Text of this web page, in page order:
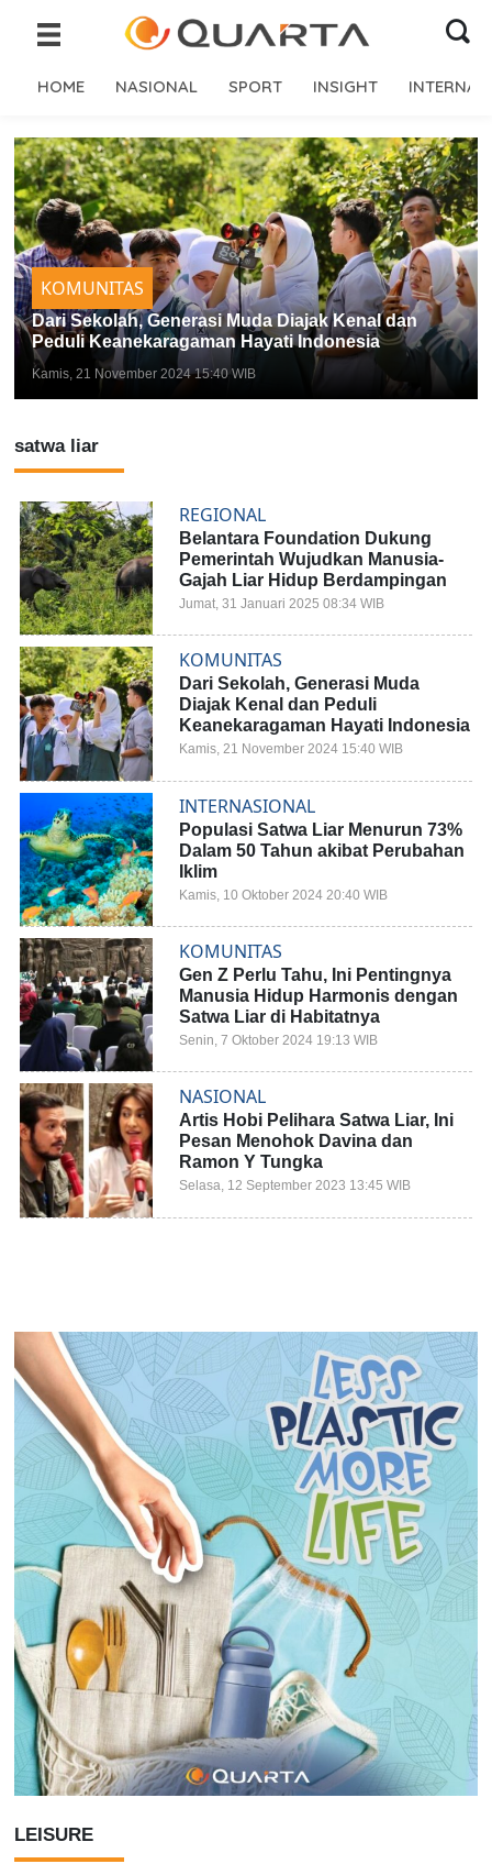
HOME NASIONAL SPORT INSIGHT
KOMUNITAS
Dari Sekolah, Generasi Muda Diajak Kenal dan
Peduli Keanekaragaman Hayati Indonesia
Kamis, 21 November 2024 15:40 WIB
LEISURE
satwa liar
REGIONAL
Belantara Foundation Dukung
Pemerintah Wujudkan Manusia-
Gajah Liar Hidup Berdampingan
Jumat, 31 Januari 2025 08:34 WIB
KOMUNITAS
Dari Sekolah, Generasi Muda
Diajak Kenal dan Peduli
Keanekaragaman Hayati Indonesia
Kamis, 21 November 2024 15:40 WIB
INTERNASIONAL
Populasi Satwa Liar Menurun 73%
Dalam 50 Tahun akibat Perubahan
Iklim
Kamis, 10 Oktober 2024 20:40 WIB
KOMUNITAS
Gen Z Perlu Tahu, Ini Pentingnya
Manusia Hidup Harmonis dengan
Satwa Liar di Habitatnya
Senin, 7 Oktober 2024 19:13 WIB
NASIONAL
Artis Hobi Pelihara Satwa Liar, Ini
Pesan Menohok Davina dan
Ramon Y Tungka
Selasa, 12 September 2023 13:45 WIB